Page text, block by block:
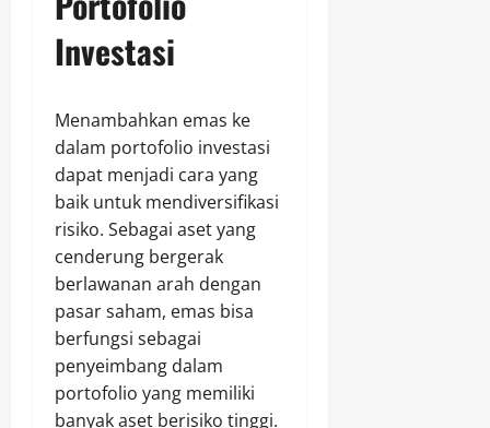
Investasi
Menambahkan emas ke
dalam portofolio investasi
dapat menjadi cara yang
baik untuk mendiversifikasi
risiko. Sebagai aset yang
cenderung bergerak
berlawanan arah dengan
pasar saham, emas bisa
berfungsi sebagai
penyeimbang dalam
portofolio yang memiliki
banyak aset berisiko tinggi.